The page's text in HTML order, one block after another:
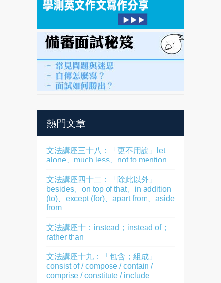
熱門文章
文法講座三十八：「更不用說」let
alone、much less、not to mention
文法講座四十二：「除此以外」
besides、on top of that、in addition
(to)、except (for)、apart from、aside
from
文法講座十：instead；instead of；
rather than
文法講座十九：「包含；組成」
consist of / compose / contain /
comprise / constitute / include